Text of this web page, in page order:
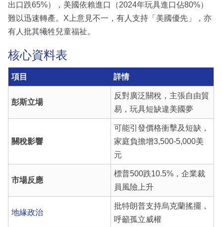
出口跌65%），美國依賴進口（2024年玩具進口佔80%）
難以迅速轉產。X上意見不一，有人支持「美國優先」，亦
有人批其犧牲兒童福祉。
核心資料表
項目 詳情
彭斯立場
反對廣泛關稅，主張自由貿
易，玩具短缺違美國夢
關稅影響
可能引發價格衝擊及短缺，
家庭負擔增3,500-5,000美
元
市場反應
標普500跌10.5%，企業裁
員風險上升
地緣政治
批特朗普支持烏克蘭搖擺，
呼籲孤立威權